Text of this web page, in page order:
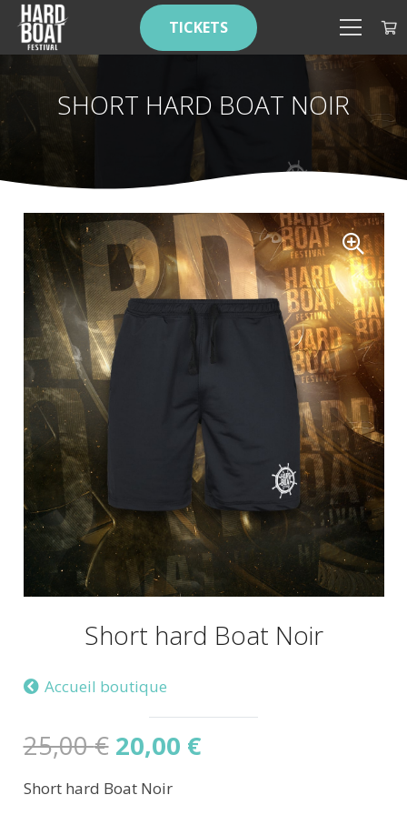
TICKETS
SHORT HARD BOAT NOIR
Short hard Boat Noir
Accueil boutique
25,00€ Le
initial
20,00 €Le
Short hard Boat Noir